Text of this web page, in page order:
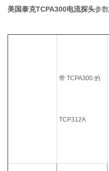
美国泰克TCPA300电流探头参数
带 TCPA300 的
TCP312A